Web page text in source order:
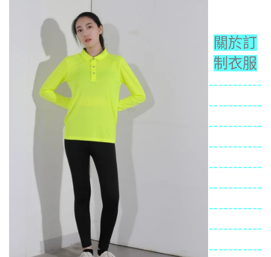
關於訂
制衣服
-----------
-----------
-----------
-----------
-----------
-----------
-----------
-----------
-----------